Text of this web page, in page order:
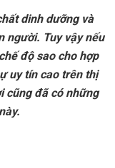
dinh dưỡng và
người. Tuy vậy nếu
độ sao cho hợp
uy tín cao trên thị
cũng đã có những